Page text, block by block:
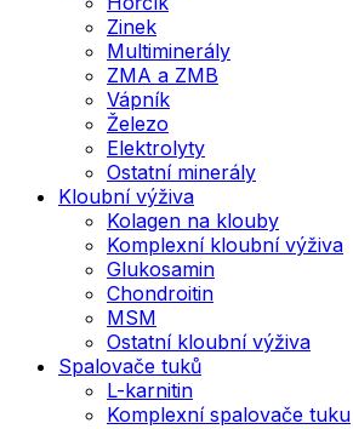
Zinek
Multiminerály
ZMA a ZMB
Vápník
Železo
Elektrolyty
Ostatní minerály
Kloubní výživa
Kolagen na klouby
Komplexní kloubní výživa
Glukosamin
Chondroitin
MSM
Ostatní kloubní výživa
Spalovače tuků
L-karnitin
Komplexní spalovače tuku